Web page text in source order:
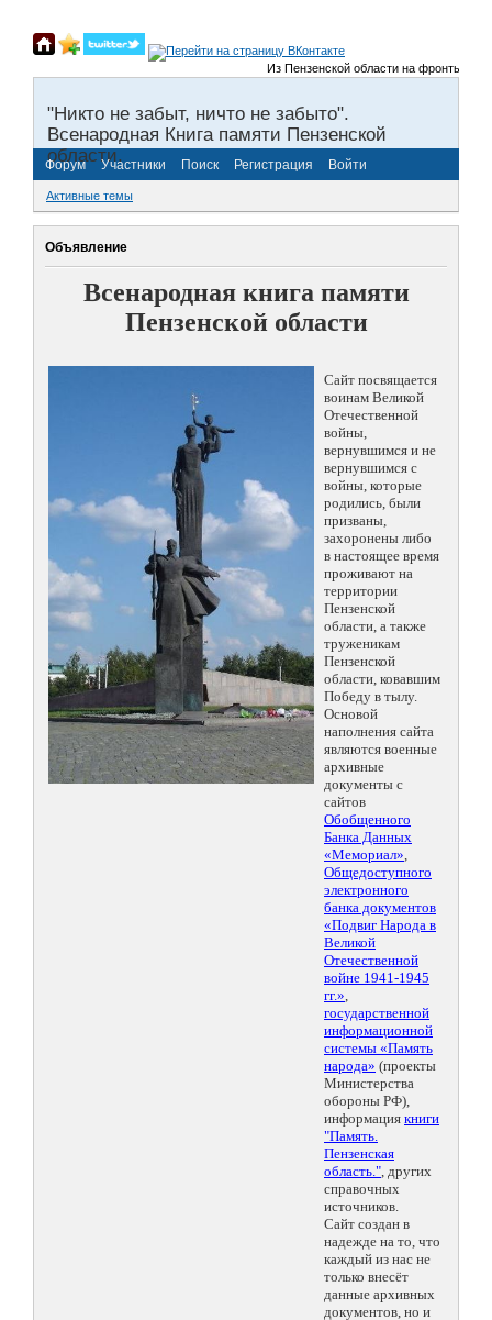
Из Пензенской области на фронты
"Никто не забыт, ничто не забыто".
Всенародная Книга памяти Пензенской
области.
Форум Участники Поиск Регистрация Войти
Активные темы
Объявление
Всенародная книга памяти
Пензенской области
Сайт посвящается
воинам Великой
Отечественной
войны,
вернувшимся и не
вернувшимся с
войны, которые
родились, были
призваны,
захоронены либо
в настоящее время
проживают на
территории
Пензенской
области, а также
труженикам
Пензенской
области, ковавшим
Победу в тылу.
Основой
наполнения сайта
являются военные
архивные
документы с
сайтов
Обобщенного
Банка Данных
«Мемориал»,
Общедоступного
электронного
банка документов
«Подвиг Народа в
Великой
Отечественной
войне 1941-1945
гг.»,
государственной
информационной
системы «Память
народа» (проекты
Министерства
обороны РФ),
информация книги
"Память.
Пензенская
область.", других
справочных
источников.
Сайт создан в
надежде на то, что
каждый из нас не
только внесёт
данные архивных
документов, но и